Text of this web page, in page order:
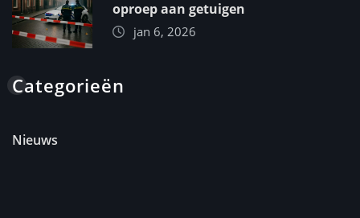
oproep aan getuigen
jan 6, 2026
Categorieën
Nieuws